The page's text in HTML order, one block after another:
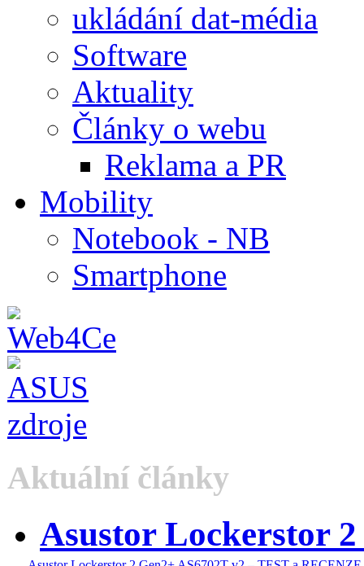
ukládání dat-média
Software
Aktuality
Články o webu
Reklama a PR
Mobility
Notebook - NB
Smartphone
Aktuální články
Asustor Lockerstor